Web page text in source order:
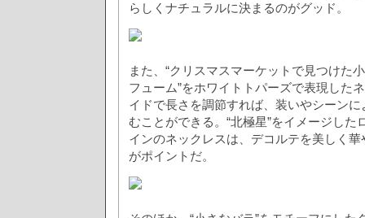
らしくナチュラルに決まるのがグッド。
また、“クリスマスマーケットで見つけた
フューム”をホワイトトパーズで表現した
イドで長さを調節すれば、装いやシーン
むことができる。“北極星”をイメージした
インのネックレスは、デコルテを美しく
がポイントだ。